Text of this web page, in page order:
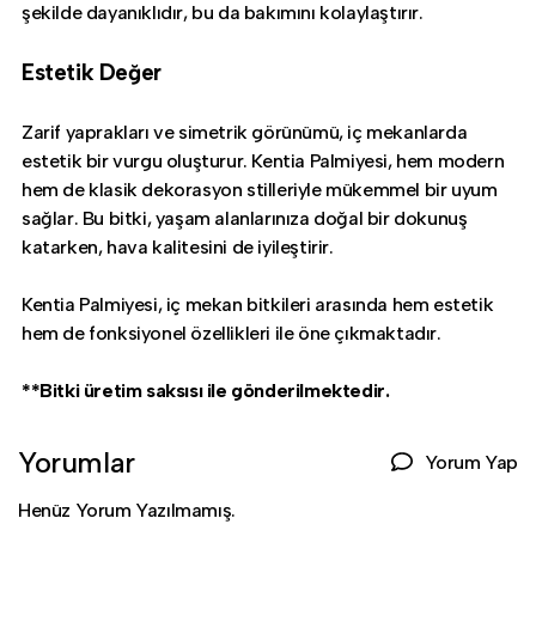
şekilde dayanıklıdır, bu da bakımını kolaylaştırır.
Estetik Değer
Zarif yaprakları ve simetrik görünümü, iç mekanlarda
estetik bir vurgu oluşturur. Kentia Palmiyesi, hem modern
hem de klasik dekorasyon stilleriyle mükemmel bir uyum
sağlar. Bu bitki, yaşam alanlarınıza doğal bir dokunuş
katarken, hava kalitesini de iyileştirir.
Kentia Palmiyesi, iç mekan bitkileri arasında hem estetik
hem de fonksiyonel özellikleri ile öne çıkmaktadır.
**Bitki üretim saksısı ile gönderilmektedir.
Yorumlar Yorum Yap
Henüz Yorum Yazılmamış.